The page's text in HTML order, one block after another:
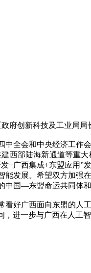
创新科技及工业局局
会和中央经济工作
西部陆海新通道等重
广西集成+东盟应用
发展。希望双方加强
国—东盟命运共同体和
广西面向东盟的人
进一步与广西在人工